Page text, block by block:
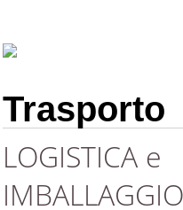
Trasporto
LOGISTICA e
IMBALLAGGIO